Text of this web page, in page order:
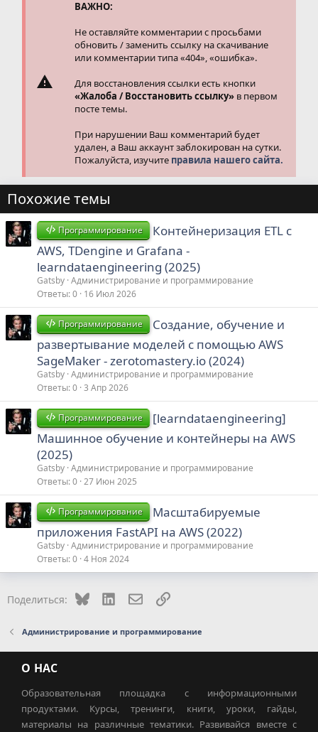
ВАЖНО:
Не оставляйте комментарии с просьбами
обновить / заменить ссылку на скачивание
или комментарии типа «404», «ошибка».
Для восстановления ссылки есть кнопки
«Жалоба / Восстановить ссылку» в первом
посте темы.
При нарушении Ваш комментарий будет
удален, а Ваш аккаунт заблокирован на сутки.
Пожалуйста, изучите правила нашего сайта.
Похожие темы
Программирование
Контейнеризация ETL c
AWS, TDengine и Grafana -
learndataengineering (2025)
Gatsby Администрирование и программирование
Ответы 0 16 Июл 2026
Программирование
Создание, обучение и
развертывание моделей с помощью AWS
SageMaker - zerotomastery.io (2024)
Gatsby Администрирование и программирование
Ответы 0 3 Апр 2026
Программирование
[learndataengineering]
Машинное обучение и контейнеры на AWS
(2025)
Gatsby Администрирование и программирование
Ответы 0 27 Июн 2025
Программирование
Масштабируемые
приложения FastAPI на AWS (2022)
Gatsby Администрирование и программирование
Ответы 0 4 Ноя 2024
Поделиться: Bluesky LinkedInЭлектронная почта
Ссылка
Администрирование и программирование
О НАС
Образовательная площадка с информационными
продуктами. Курсы, тренинги, книги, уроки, гайды,
материалы на различные тематики. Развивайся вместе с